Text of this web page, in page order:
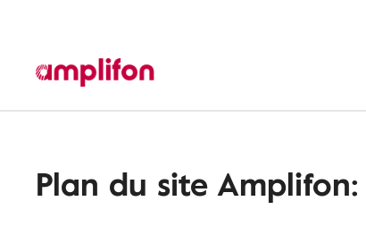
Plan du site